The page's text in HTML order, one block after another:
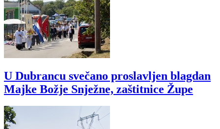
U Dubrancu svečano proslavljen blagdan
Majke Božje Snježne, zaštitnice Župe